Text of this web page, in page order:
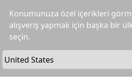
Konumunuza özel içerikleri
alışveriş yapmak için başka bir
seçin.